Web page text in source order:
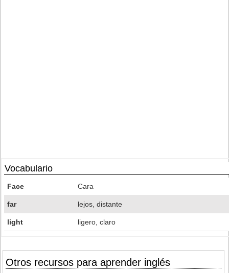
Vocabulario
Face Cara
far lejos, distante
light ligero, claro
Otros recursos para aprender inglés